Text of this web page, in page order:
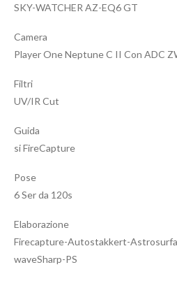
SKY-WATCHER AZ-EQ6 GT
Camera
Player One Neptune C II Con ADC
Filtri
UV/IR Cut
Guida
si FireCapture
Pose
6 Ser da 120s
Elaborazione
Firecapture-Autostakkert-
waveSharp-PS